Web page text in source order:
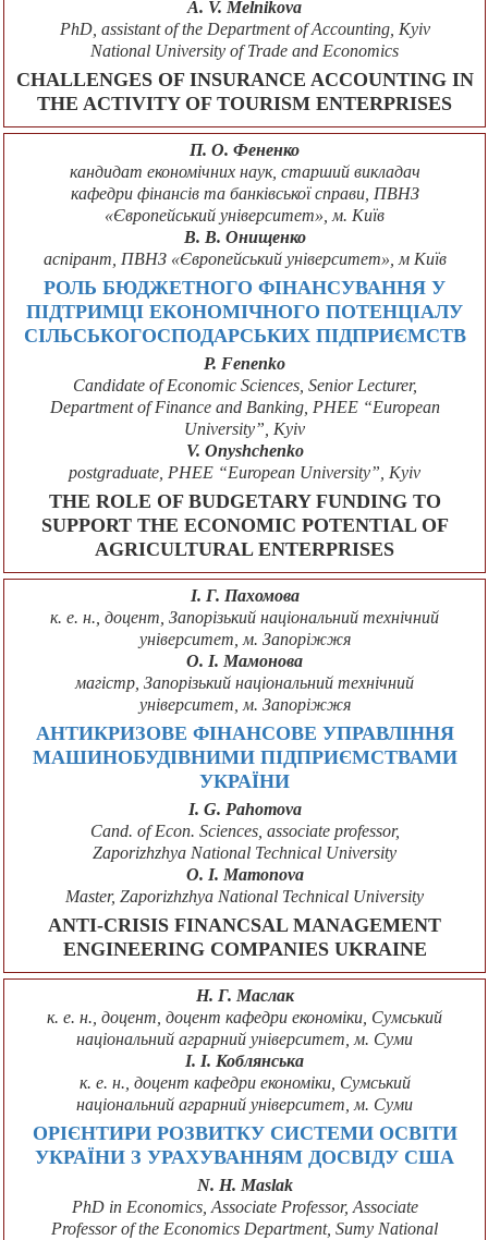
A. V. Melnikova
PhD, assistant of the Department of Accounting, Kyiv
National University of Trade and Economics
CHALLENGES OF INSURANCE ACCOUNTING IN
THE ACTIVITY OF TOURISM ENTERPRISES
П. О. Фененко
кандидат економічних наук, старший викладач
кафедри фінансів та банківської справи, ПВНЗ
«Європейський університет», м. Київ
В. В. Онищенко
аспірант, ПВНЗ «Європейський університет», м Київ
РОЛЬ БЮДЖЕТНОГО ФІНАНСУВАННЯ У
ПІДТРИМЦІ ЕКОНОМІЧНОГО ПОТЕНЦІАЛУ
СІЛЬСЬКОГОСПОДАРСЬКИХ ПІДПРИЄМСТВ
P. Fenenko
Candidate of Economic Sciences, Senior Lecturer,
Department of Finance and Banking, PHEE “European
University”, Kyiv
V. Onyshchenko
postgraduate, PHEE “European University”, Kyiv
THE ROLE OF BUDGETARY FUNDING TO
SUPPORT THE ECONOMIC POTENTIAL OF
AGRICULTURAL ENTERPRISES
І. Г. Пахомова
к. е. н., доцент, Запорізький національний технічний
університет, м. Запоріжжя
О. І. Мамонова
магістр, Запорізький національний технічний
університет, м. Запоріжжя
АНТИКРИЗОВЕ ФІНАНСОВЕ УПРАВЛІННЯ
МАШИНОБУДІВНИМИ ПІДПРИЄМСТВАМИ
УКРАЇНИ
I. G. Pahomova
Cand. of Econ. Sciences, associate professor,
Zaporizhzhya National Technical University
О. I. Mamonova
Master, Zaporizhzhya National Technical University
ANTI-CRISIS FINANCSAL MANAGEMENT
ENGINEERING COMPANIES UKRAINE
Н. Г. Маслак
к. е. н., доцент, доцент кафедри економіки, Сумський
національний аграрний університет, м. Суми
І. І. Коблянська
к. е. н., доцент кафедри економіки, Сумський
національний аграрний університет, м. Суми
ОРІЄНТИРИ РОЗВИТКУ СИСТЕМИ ОСВІТИ
УКРАЇНИ З УРАХУВАННЯМ ДОСВІДУ США
N. H. Maslak
PhD in Economics, Associate Professor, Associate
Professor of the Economics Department, Sumy National